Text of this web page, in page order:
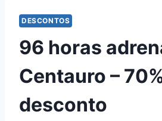
DESCONTOS
96 horas
Centauro –
desconto